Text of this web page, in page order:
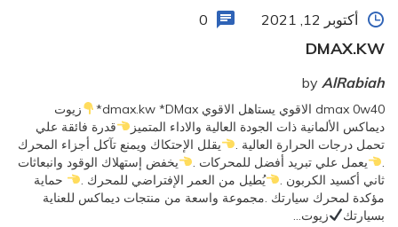
أكتوبر 12, 2021 0
DMAX.KW
by AlRabiah
dmax 0w40 الاقوي يستاهل الاقوي dmax.kw *DMax*
زيوت
ديماكس الألمانية ذات الجودة العالية والاداء المتميز
قدرة فائقة علي
تحمل درجات الحرارة العالية .
يقلل الإحتكاك ويمنع تآكل أجزاء المحرك
.
يعمل علي تبريد أفضل للمحركات .
يخفض إستهلاك الوقود وانبعاثات
ثاني أكسيد الكربون .
يُطيل من العمر الإفتراضي للمحرك .
حماية
مؤكدة لمحرك سيارتك .مجموعة واسعة من منتجات ديماكس للعناية
بسيارتك
زيوت…